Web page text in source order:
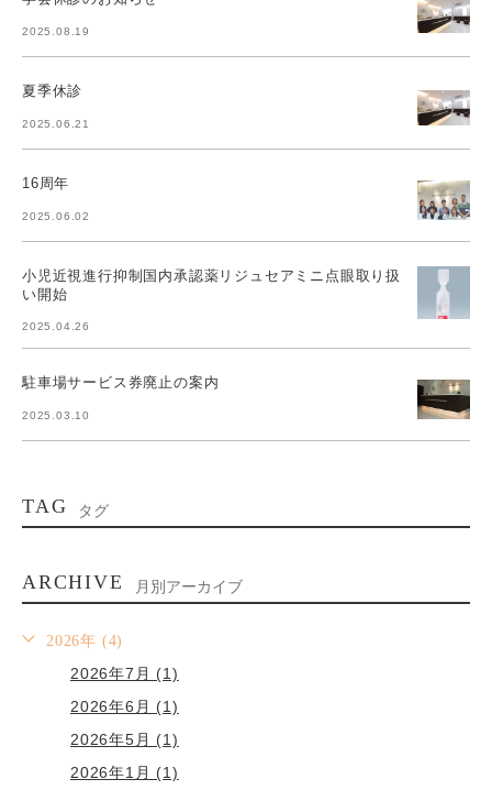
2025.08.19
夏季休診
2025.06.21
16周年
2025.06.02
小児近視進行抑制国内承認薬リジュセアミニ点眼取り扱
い開始
2025.04.26
駐車場サービス券廃止の案内
2025.03.10
TAG タグ
ARCHIVE 月別アーカイブ
2026年 (4)
2026年7月 (1)
2026年6月 (1)
2026年5月 (1)
2026年1月 (1)